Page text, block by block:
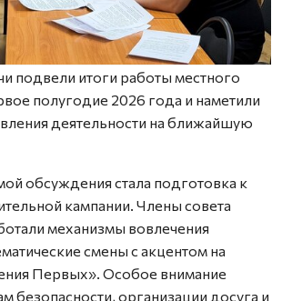
подвели итоги работы местного
полугодие 2026 года и наметили
деятельности на ближайшую
обсуждения стала подготовка к
кампании. Члены совета
механизмы вовлечения
смены с акцентом на
Первых». Особое внимание
безопасности, организации досуга и